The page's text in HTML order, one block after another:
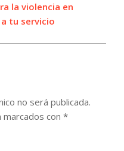
la violencia en
tu servicio
no será publicada.
con *